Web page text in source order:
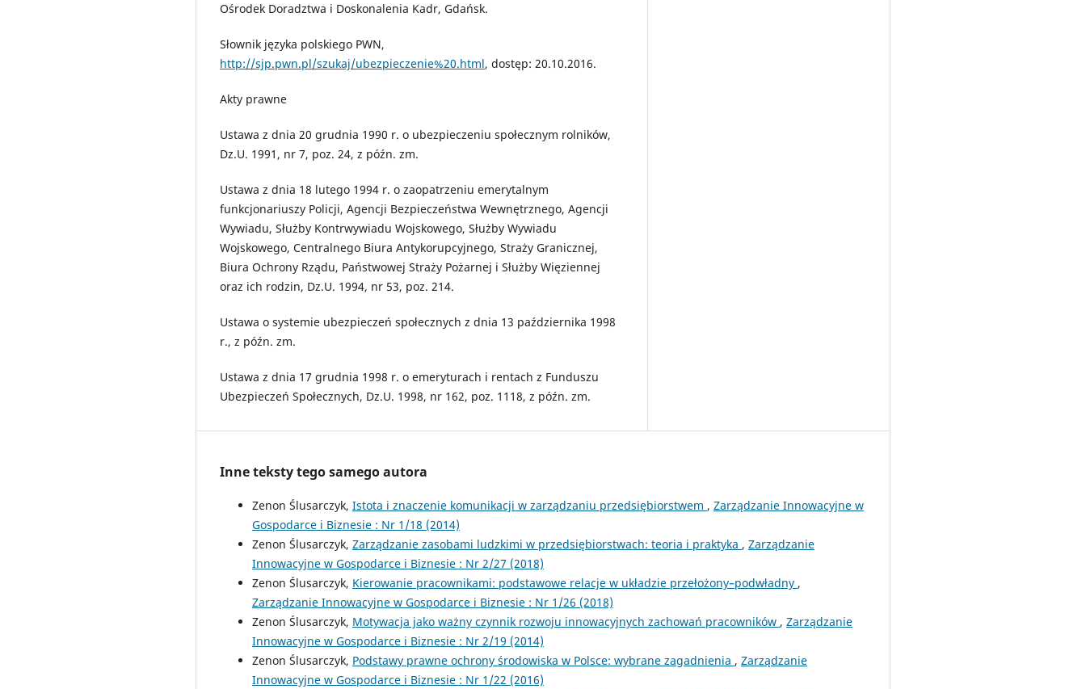
Ośrodek Doradztwa i Doskonalenia Kadr, Gdańsk.
Słownik języka polskiego PWN,
http://sjp.pwn.pl/szukaj/ubezpieczenie%20.html, dostęp: 20.10.2016.
Akty prawne
Ustawa z dnia 20 grudnia 1990 r. o ubezpieczeniu społecznym rolników,
Dz.U. 1991, nr 7, poz. 24, z późn. zm.
Ustawa z dnia 18 lutego 1994 r. o zaopatrzeniu emerytalnym
funkcjonariuszy Policji, Agencji Bezpieczeństwa Wewnętrznego, Agencji
Wywiadu, Służby Kontrwywiadu Wojskowego, Służby Wywiadu
Wojskowego, Centralnego Biura Antykorupcyjnego, Straży Granicznej,
Biura Ochrony Rządu, Państwowej Straży Pożarnej i Służby Więziennej
oraz ich rodzin, Dz.U. 1994, nr 53, poz. 214.
Ustawa o systemie ubezpieczeń społecznych z dnia 13 października 1998
r., z późn. zm.
Ustawa z dnia 17 grudnia 1998 r. o emeryturach i rentach z Funduszu
Ubezpieczeń Społecznych, Dz.U. 1998, nr 162, poz. 1118, z późn. zm.
Inne teksty tego samego autora
Zenon Ślusarczyk, Istota i znaczenie komunikacji w zarządzaniu przedsiębiorstwem , Zarządzanie Innowacyjne w
Gospodarce i Biznesie : Nr 1/18 (2014)
Zenon Ślusarczyk, Zarządzanie zasobami ludzkimi w przedsiębiorstwach: teoria i praktyka , Zarządzanie
Innowacyjne w Gospodarce i Biznesie : Nr 2/27 (2018)
Zenon Ślusarczyk, Kierowanie pracownikami: podstawowe relacje w układzie przełożony–podwładny ,
Zarządzanie Innowacyjne w Gospodarce i Biznesie : Nr 1/26 (2018)
Zenon Ślusarczyk, Motywacja jako ważny czynnik rozwoju innowacyjnych zachowań pracowników , Zarządzanie
Innowacyjne w Gospodarce i Biznesie : Nr 2/19 (2014)
Zenon Ślusarczyk, Podstawy prawne ochrony środowiska w Polsce: wybrane zagadnienia , Zarządzanie
Innowacyjne w Gospodarce i Biznesie : Nr 1/22 (2016)